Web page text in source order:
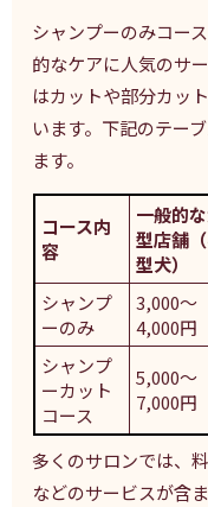
シャンプーのみコー
的なケアに人気のサ
はカットや部分カッ
います。下記のテー
ます。
コース内
容
一般的
型店舗
型犬）
シャンプ
ーのみ
3,000〜
4,000円
シャンプ
ーカット
コース
5,000〜
7,000円
多くのサロンでは、
などのサービスが含